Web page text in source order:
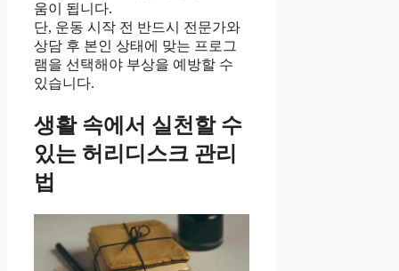
움이 됩니다.
단, 운동 시작 전 반드시 전문가와
상담 후 본인 상태에 맞는 프로그
램을 선택해야 부상을 예방할 수
있습니다.
생활 속에서 실천할 수
있는 허리디스크 관리
법